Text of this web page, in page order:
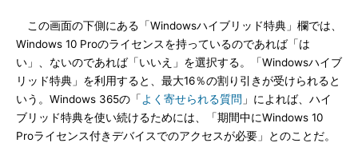
この画面の下側にある「Windowsハイブリッド特典」欄では、
Windows 10 Proのライセンスを持っているのであれば「は
い」、ないのであれば「いいえ」を選択する。「Windowsハイブ
リッド特典」を利用すると、最大16％の割り引きが受けられると
いう。Windows 365の「 よく寄せられる質問 」によれば、ハイ
ブリッド特典を使い続けるためには、「期間中にWindows 10
Proライセンス付きデバイスでのアクセスが必要」とのことだ。